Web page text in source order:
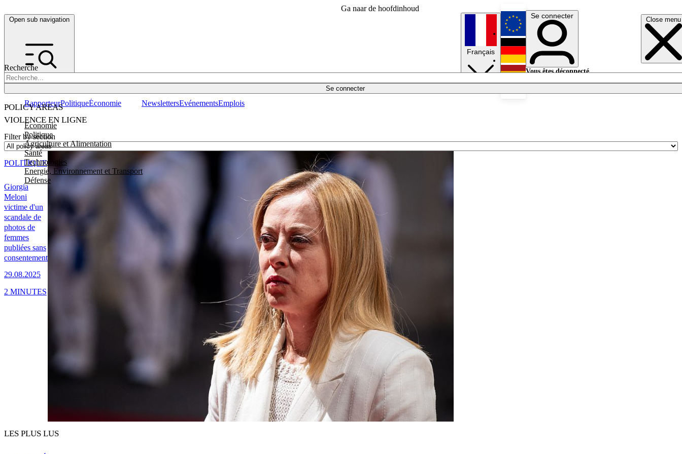
Ga naar de hoofdinhoud
Open sub navigation Close menu
Recherche
Se connecter
POLICY AREAS
Economie
Politique
Agriculture et Alimentation
Santé
Technologies
Energie, Environnement et Transport
Défense
RapporteurPolitiqueÉconomie NewslettersEvénementsEmplois
Français
English
Deutsch
Se connecter
Vous êtes déconnecté.
VIOLENCE EN LIGNE
Filter by section
Giorgia
Meloni
victime d'un
scandale de
photos de
femmes
publiées sans
consentement
29.08.2025
POLITIQUE
2 MINUTES
LES PLUS LUS